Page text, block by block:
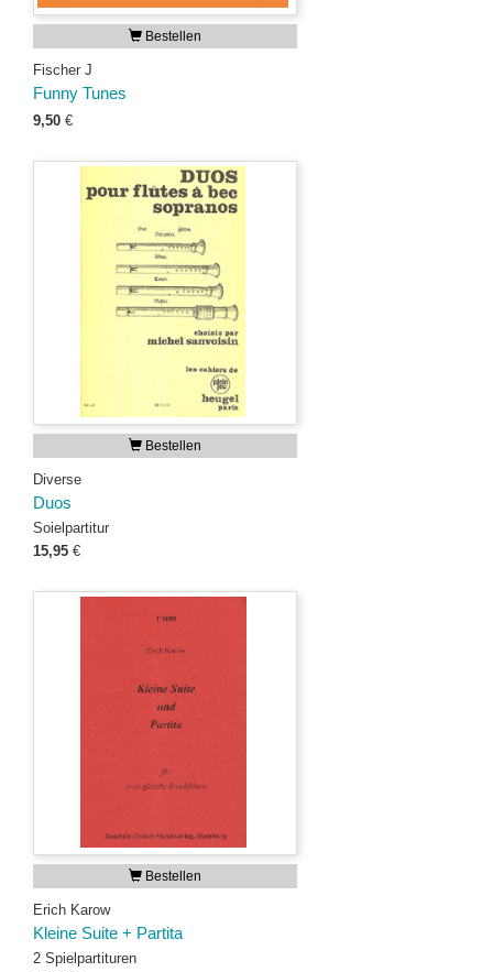
Bestellen
Fischer J
Funny Tunes
9,50 €
Bestellen
Diverse
Duos
Soielpartitur
15,95 €
Bestellen
Erich Karow
Kleine Suite + Partita
2 Spielpartituren